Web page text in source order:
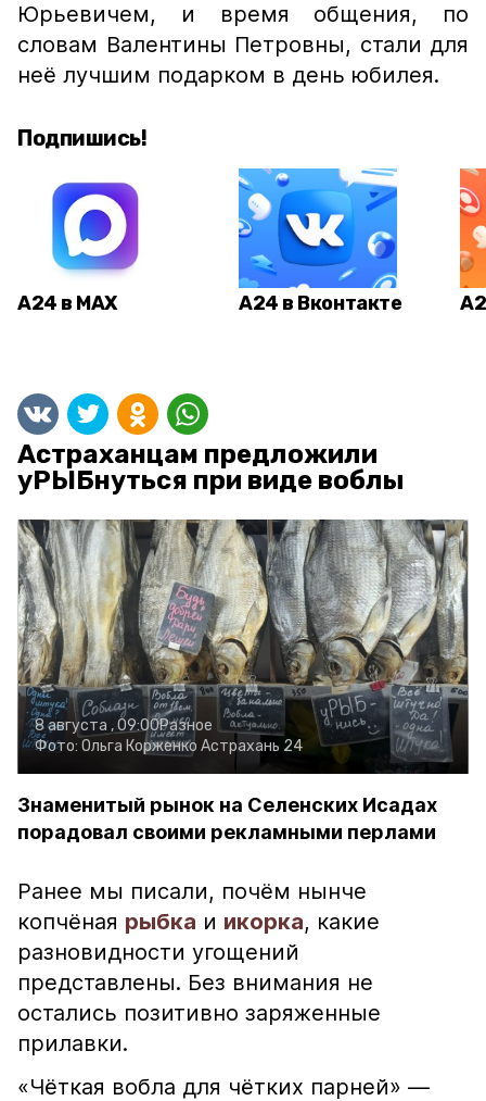
Юрьевичем, и время общения, по
словам Валентины Петровны, стали для
неё лучшим подарком в день юбилея.
Подпишись!
А24 в MAX А24 в Вконтакте
Астраханцам предложили
уРЫБнуться при виде воблы
8 августа , 09:00Разное
Фото: Ольга Корженко Астрахань 24
Знаменитый рынок на Селенских Исадах
порадовал своими рекламными перлами
Ранее мы писали, почём нынче
копчёная рыбка и икорка, какие
разновидности угощений
представлены. Без внимания не
остались позитивно заряженные
прилавки.
«Чёткая вобла для чётких парней» —